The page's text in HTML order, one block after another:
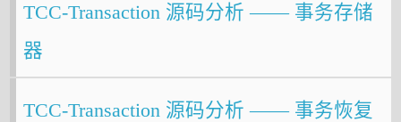
TCC-Transaction 源码分析 —— 事务存储
器
TCC-Transaction 源码分析 —— 事务恢复